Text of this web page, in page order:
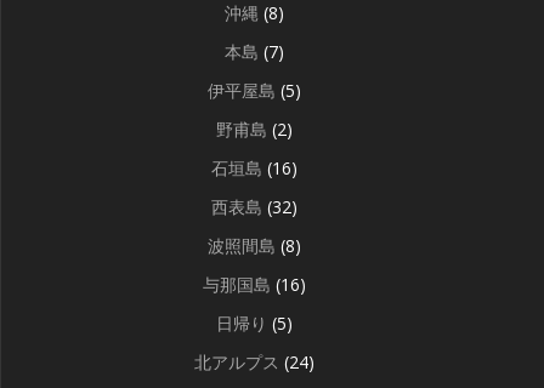
沖縄 (8)
本島 (7)
伊平屋島 (5)
野甫島 (2)
石垣島 (16)
西表島 (32)
波照間島 (8)
与那国島 (16)
日帰り (5)
北アルプス (24)